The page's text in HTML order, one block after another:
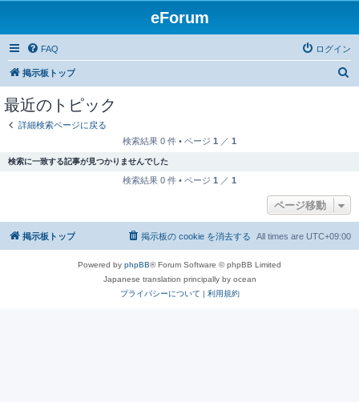
eForum
FAQ ログイン
掲示板トップ
最近のトピック
詳細検索ページに戻る
検索結果 0 件 • ページ 1 ／ 1
検索に一致する記事が見つかりませんでした
検索結果 0 件 • ページ 1 ／ 1
ページ移動
掲示板トップ All times are UTC+09:00
掲示板の cookie を消去する
Powered by phpBB® Forum Software © phpBB Limited
Japanese translation principally by ocean
プライバシーについて | 利用規約